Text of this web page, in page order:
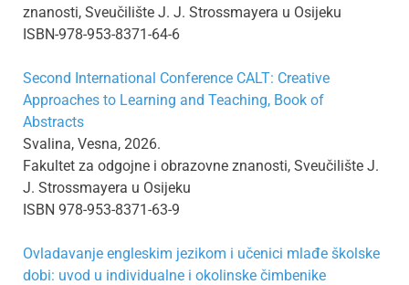
znanosti, Sveučilište J. J. Strossmayera u Osijeku
ISBN-978-953-8371-64-6
Second International Conference CALT: Creative
Approaches to Learning and Teaching, Book of
Abstracts
Svalina, Vesna, 2026.
Fakultet za odgojne i obrazovne znanosti, Sveučilište J.
J. Strossmayera u Osijeku
ISBN 978-953-8371-63-9
Ovladavanje engleskim jezikom i učenici mlađe školske
dobi: uvod u individualne i okolinske čimbenike